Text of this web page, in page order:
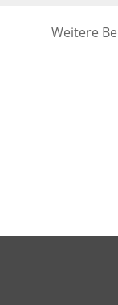
Weitere